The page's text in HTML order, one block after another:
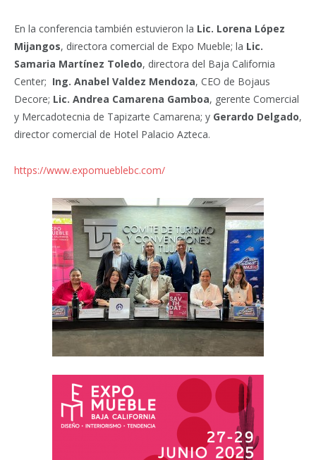
En la conferencia también estuvieron la Lic. Lorena López
Mijangos, directora comercial de Expo Mueble; la Lic.
Samaria Martínez Toledo, directora del Baja California
Center; Ing. Anabel Valdez Mendoza, CEO de Bojaus
Decore; Lic. Andrea Camarena Gamboa, gerente Comercial
y Mercadotecnia de Tapizarte Camarena; y Gerardo Delgado,
director comercial de Hotel Palacio Azteca.
https://www.expomueblebc.com/